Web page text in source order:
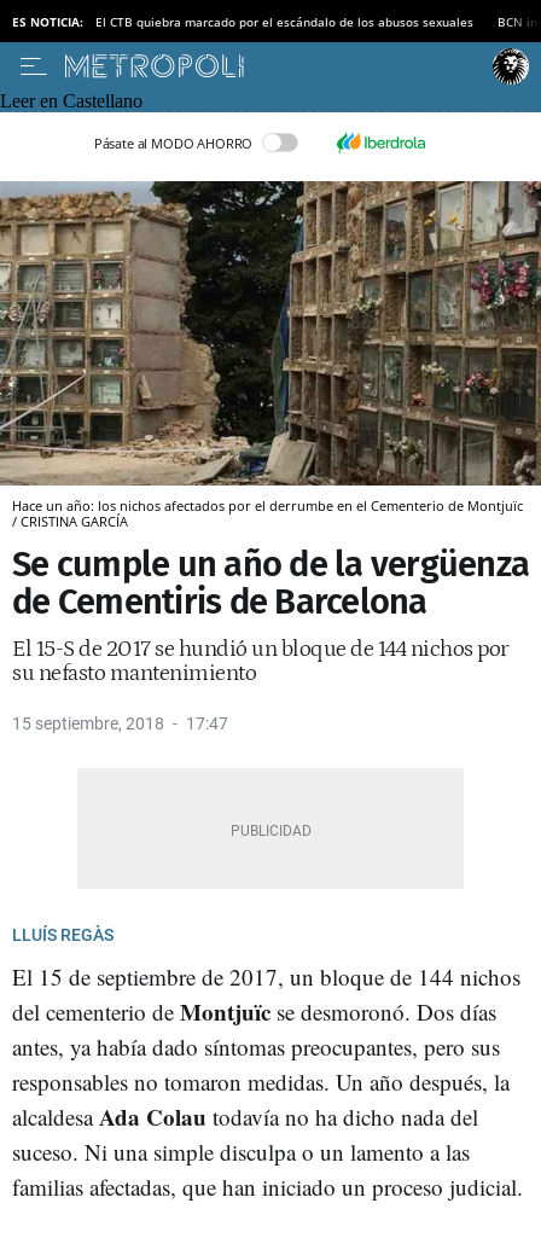
ES NOTICIA: El CTB quiebra marcado por el escándalo de los abusos sexuales BCN
Leer en Castellano
Pásate al MODO AHORRO
Hace un año: los nichos afectados por el derrumbe en el Cementerio de Montjuïc
/ CRISTINA GARCÍA
Se cumple un año de la vergüenza
de Cementiris de Barcelona
El 15-S de 2017 se hundió un bloque de 144 nichos por
su nefasto mantenimiento
15 septiembre, 2018 17:47
LLUÍS REGÀS
El 15 de septiembre de 2017, un bloque de 144 nichos
del cementerio de Montjuïc se desmoronó. Dos días
antes, ya había dado síntomas preocupantes, pero sus
responsables no tomaron medidas. Un año después, la
alcaldesaAda Colau todavía no ha dicho nada del
suceso. Ni una simple disculpa o un lamento a las
familias afectadas, que han iniciado un proceso judicial.